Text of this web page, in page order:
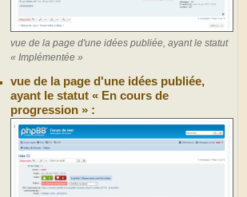
vue de la page d'une idées publiée, ayant le statut
« Implémentée »
vue de la page d'une idées publiée,
ayant le statut « En cours de
progression » :